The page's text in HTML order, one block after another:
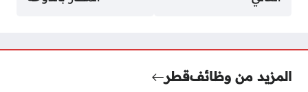
المزيد من وظائفقطر